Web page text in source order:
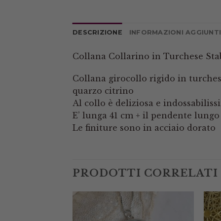
DESCRIZIONE INFORMAZIONI
Collana Collarino in Turchese
Collana girocollo rigido in
quarzo citrino
Al collo è deliziosa e
E’ lunga 41 cm + il pendente lungo
Le finiture sono in acciaio dorato
PRODOTTI CORRELATI